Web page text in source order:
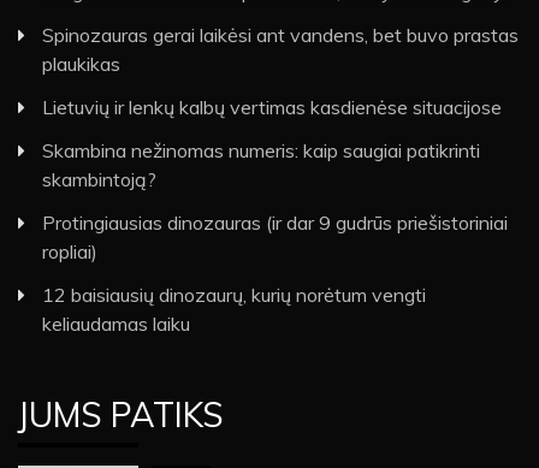
Spinozauras gerai laikėsi ant vandens, bet buvo prastas
plaukikas
Lietuvių ir lenkų kalbų vertimas kasdienėse situacijose
Skambina nežinomas numeris: kaip saugiai patikrinti
skambintoją?
Protingiausias dinozauras (ir dar 9 gudrūs priešistoriniai
ropliai)
12 baisiausių dinozaurų, kurių norėtum vengti
keliaudamas laiku
JUMS PATIKS